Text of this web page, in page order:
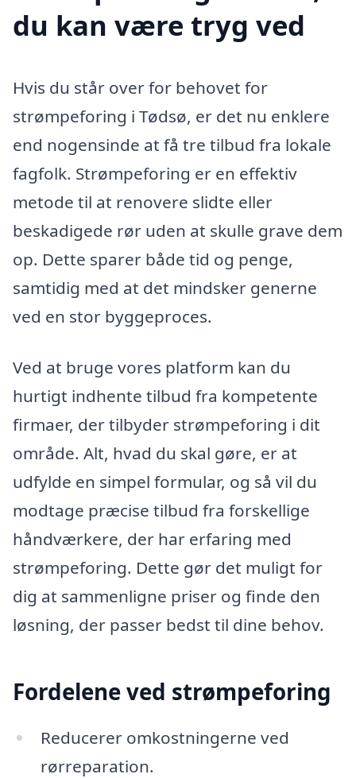
du kan være tryg ved
Hvis du står over for behovet for
strømpeforing i Tødsø, er det nu enklere
end nogensinde at få tre tilbud fra lokale
fagfolk. Strømpeforing er en effektiv
metode til at renovere slidte eller
beskadigede rør uden at skulle grave dem
op. Dette sparer både tid og penge,
samtidig med at det mindsker generne
ved en stor byggeproces.
Ved at bruge vores platform kan du
hurtigt indhente tilbud fra kompetente
firmaer, der tilbyder strømpeforing i dit
område. Alt, hvad du skal gøre, er at
udfylde en simpel formular, og så vil du
modtage præcise tilbud fra forskellige
håndværkere, der har erfaring med
strømpeforing. Dette gør det muligt for
dig at sammenligne priser og finde den
løsning, der passer bedst til dine behov.
Fordelene ved strømpeforing
Reducerer omkostningerne ved
rørreparation.